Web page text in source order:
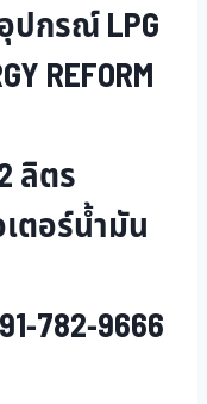
ปกรณ์ LPG
REFORM
ลิตร
ตอร์น้ำมัน
782-9666